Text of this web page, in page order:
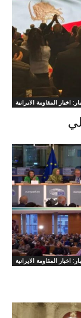
اخبار المقاومة الايرانية
اخبار المقاومة الايرانية